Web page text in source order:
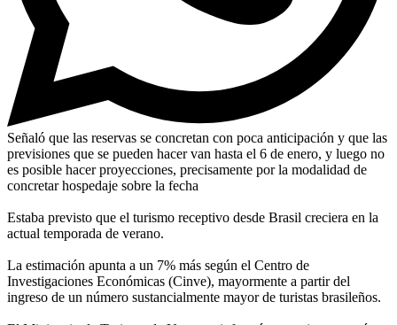
Señaló que las reservas se concretan con poca anticipación y que las
previsiones que se pueden hacer van hasta el 6 de enero, y luego no
es posible hacer proyecciones, precisamente por la modalidad de
concretar hospedaje sobre la fecha
Estaba previsto que el turismo receptivo desde Brasil creciera en la
actual temporada de verano.
La estimación apunta a un 7% más según el Centro de
Investigaciones Económicas (Cinve), mayormente a partir del
ingreso de un número sustancialmente mayor de turistas brasileños.